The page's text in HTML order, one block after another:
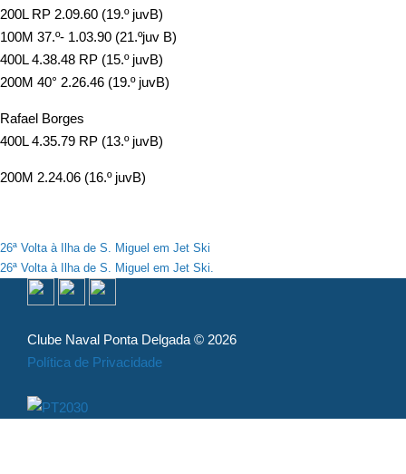
200L RP 2.09.60 (19.º juvB)
100M 37.º- 1.03.90 (21.ºjuv B)
400L 4.38.48 RP (15.º juvB)
200M 40° 2.26.46 (19.º juvB)
Rafael Borges
400L 4.35.79 RP (13.º juvB)
200M 2.24.06 (16.º juvB)
Navegação
de
artigos
26ª Volta à Ilha de S. Miguel em Jet Ski
26ª Volta à Ilha de S. Miguel em Jet Ski.
Clube Naval Ponta Delgada © 2026
Política de Privacidade